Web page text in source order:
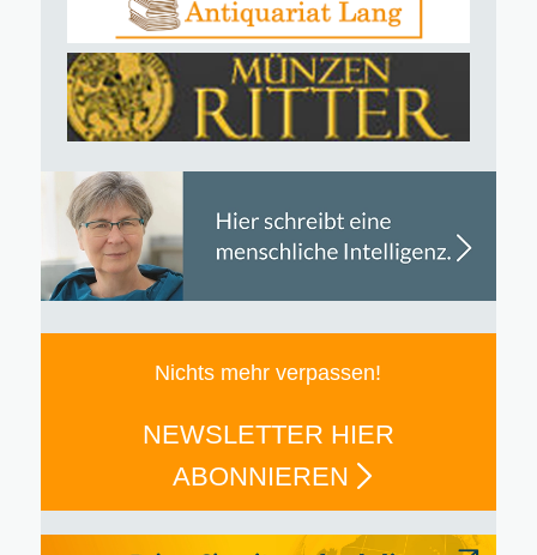
Nichts mehr verpassen!
NEWSLETTER HIER
ABONNIEREN